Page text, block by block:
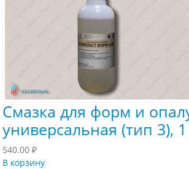
Смазка для форм и
универсальная (тип 3),
540.00 ₽
В корзину